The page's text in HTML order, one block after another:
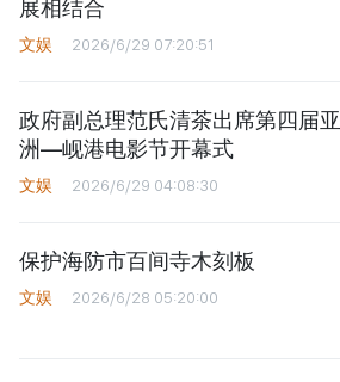
展相结合
文娱 2026/6/29 07:20:51
政府副总理范氏清茶出席第四届亚
洲—岘港电影节开幕式
文娱 2026/6/29 04:08:30
保护海防市百间寺木刻板
文娱 2026/6/28 05:20:00